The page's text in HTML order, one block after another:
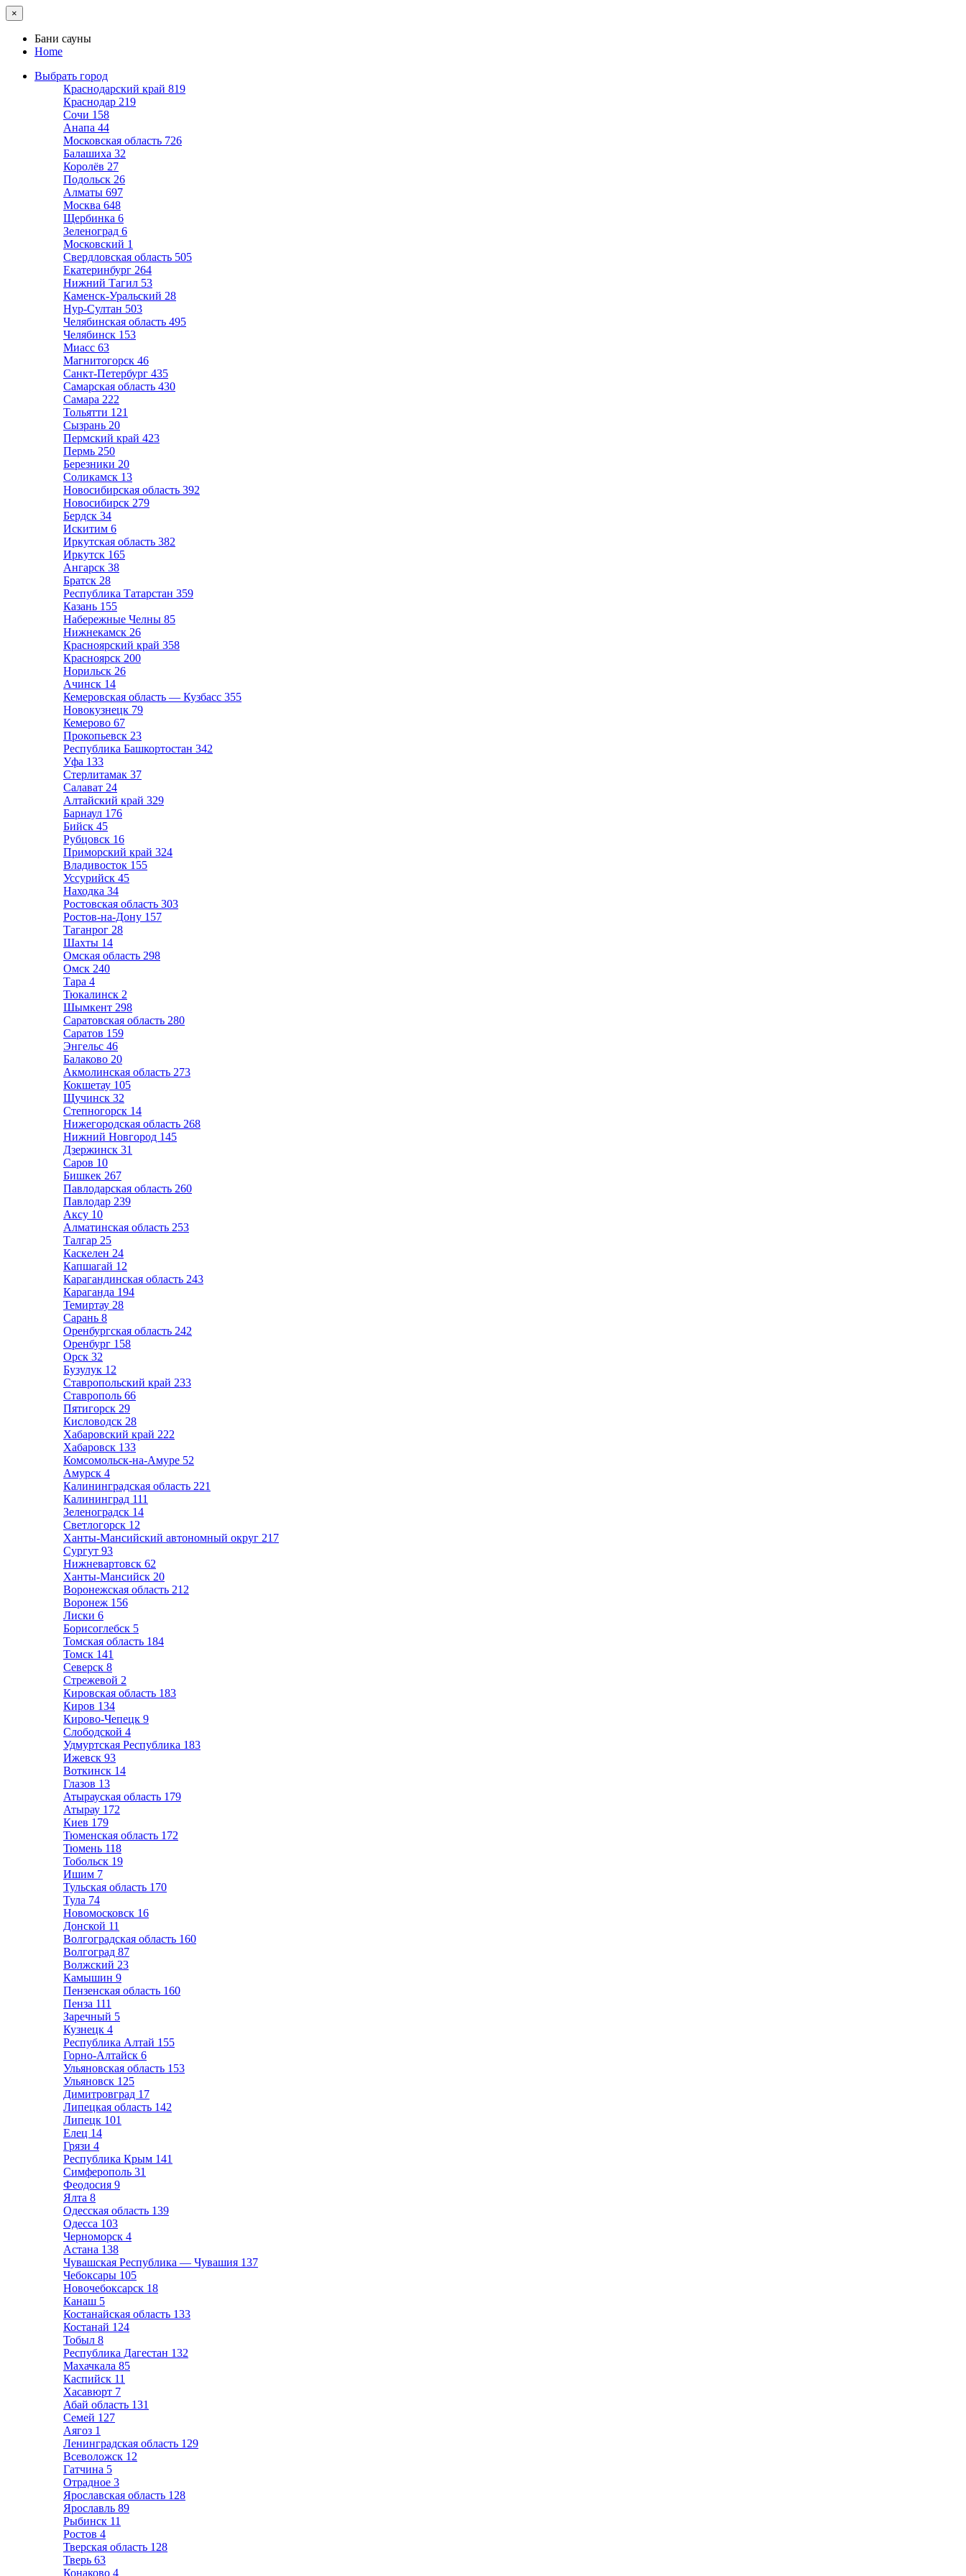
×
Бани сауны
Home
Выбрать город
Краснодарский край 819
Краснодар 219
Сочи 158
Анапа 44
Московская область 726
Балашиха 32
Королёв 27
Подольск 26
Алматы 697
Москва 648
Щербинка 6
Зеленоград 6
Московский 1
Свердловская область 505
Екатеринбург 264
Нижний Тагил 53
Каменск-Уральский 28
Нур-Султан 503
Челябинская область 495
Челябинск 153
Миасс 63
Магнитогорск 46
Санкт-Петербург 435
Самарская область 430
Самара 222
Тольятти 121
Сызрань 20
Пермский край 423
Пермь 250
Березники 20
Соликамск 13
Новосибирская область 392
Новосибирск 279
Бердск 34
Искитим 6
Иркутская область 382
Иркутск 165
Ангарск 38
Братск 28
Республика Татарстан 359
Казань 155
Набережные Челны 85
Нижнекамск 26
Красноярский край 358
Красноярск 200
Норильск 26
Ачинск 14
Кемеровская область — Кузбасс 355
Новокузнецк 79
Кемерово 67
Прокопьевск 23
Республика Башкортостан 342
Уфа 133
Стерлитамак 37
Салават 24
Алтайский край 329
Барнаул 176
Бийск 45
Рубцовск 16
Приморский край 324
Владивосток 155
Уссурийск 45
Находка 34
Ростовская область 303
Ростов-на-Дону 157
Таганрог 28
Шахты 14
Омская область 298
Омск 240
Тара 4
Тюкалинск 2
Шымкент 298
Саратовская область 280
Саратов 159
Энгельс 46
Балаково 20
Акмолинская область 273
Кокшетау 105
Щучинск 32
Степногорск 14
Нижегородская область 268
Нижний Новгород 145
Дзержинск 31
Саров 10
Бишкек 267
Павлодарская область 260
Павлодар 239
Аксу 10
Алматинская область 253
Талгар 25
Каскелен 24
Капшагай 12
Карагандинская область 243
Караганда 194
Темиртау 28
Сарань 8
Оренбургская область 242
Оренбург 158
Орск 32
Бузулук 12
Ставропольский край 233
Ставрополь 66
Пятигорск 29
Кисловодск 28
Хабаровский край 222
Хабаровск 133
Комсомольск-на-Амуре 52
Амурск 4
Калининградская область 221
Калининград 111
Зеленоградск 14
Светлогорск 12
Ханты-Мансийский автономный округ 217
Сургут 93
Нижневартовск 62
Ханты-Мансийск 20
Воронежская область 212
Воронеж 156
Лиски 6
Борисоглебск 5
Томская область 184
Томск 141
Северск 8
Стрежевой 2
Кировская область 183
Киров 134
Кирово-Чепецк 9
Слободской 4
Удмуртская Республика 183
Ижевск 93
Воткинск 14
Глазов 13
Атырауская область 179
Атырау 172
Киев 179
Тюменская область 172
Тюмень 118
Тобольск 19
Ишим 7
Тульская область 170
Тула 74
Новомосковск 16
Донской 11
Волгоградская область 160
Волгоград 87
Волжский 23
Камышин 9
Пензенская область 160
Пенза 111
Заречный 5
Кузнецк 4
Республика Алтай 155
Горно-Алтайск 6
Ульяновская область 153
Ульяновск 125
Димитровград 17
Липецкая область 142
Липецк 101
Елец 14
Грязи 4
Республика Крым 141
Симферополь 31
Феодосия 9
Ялта 8
Одесская область 139
Одесса 103
Черноморск 4
Астана 138
Чувашская Республика — Чувашия 137
Чебоксары 105
Новочебоксарск 18
Канаш 5
Костанайская область 133
Костанай 124
Тобыл 8
Республика Дагестан 132
Махачкала 85
Каспийск 11
Хасавюрт 7
Абай область 131
Семей 127
Аягоз 1
Ленинградская область 129
Всеволожск 12
Гатчина 5
Отрадное 3
Ярославская область 128
Ярославль 89
Рыбинск 11
Ростов 4
Тверская область 128
Тверь 63
Конаково 4